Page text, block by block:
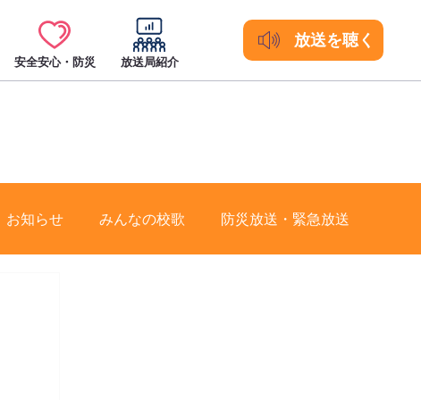
安全安心・防災 放送局紹介
放送を聴く
お知らせ みんなの校歌 防災放送・緊急放送